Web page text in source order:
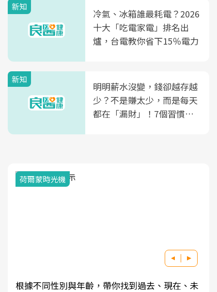
光田醫院建構360度女性健
康照護生態圈
新知
冷氣、冰箱誰最耗電？2026
十大「吃電家電」排名出
爐，台電教你省下15％電力
新知
明明薪水沒變，錢卻越存越
少？不是賺太少，而是每天
都在「漏財」！7個習慣一
荷爾蒙時光機
根據不同性別與年齡，帶你找到過去、現在、未